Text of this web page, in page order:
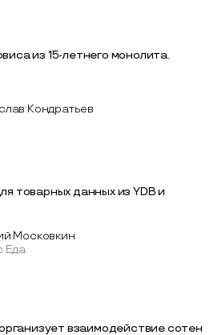
из 15-летнего монолита.
Кондратьев
товарных данных из YDB и
Московкин
Еда
взаимодействие сотен